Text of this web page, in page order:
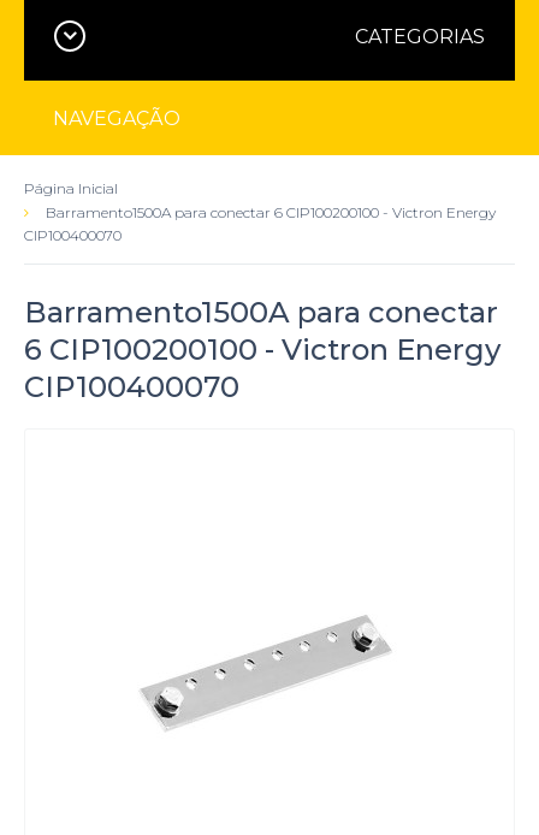
CATEGORIAS
NAVEGAÇÃO
Página Inicial
Barramento1500A para conectar 6 CIP100200100 - Victron Energy
CIP100400070
Barramento1500A para conectar
6 CIP100200100 - Victron Energy
CIP100400070